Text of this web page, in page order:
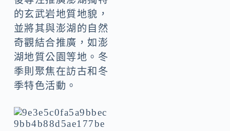
的玄武岩地質地貌，
並將其與澎湖的自然
奇觀結合推廣，如澎
湖地質公園等地。冬
季則聚焦在訪古和冬
季特色活動。